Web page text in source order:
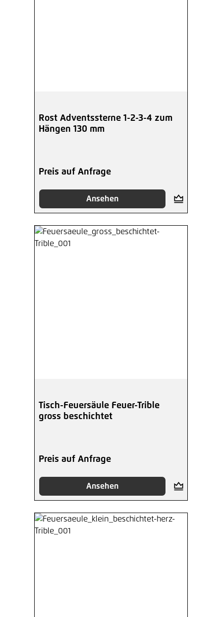
Rost Adventssterne 1-2-3-4 zum
Hängen 130 mm
Preis auf Anfrage
Ansehen
Tisch-Feuersäule Feuer-Trible
gross beschichtet
Preis auf Anfrage
Ansehen